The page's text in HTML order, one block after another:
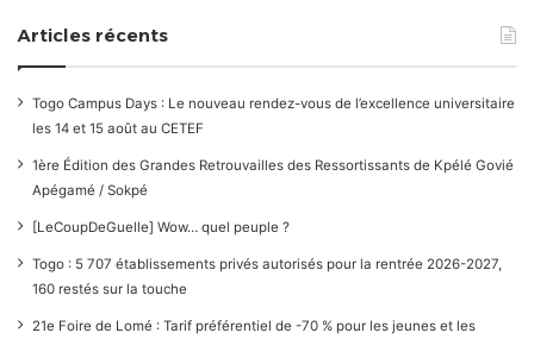
Articles récents
Togo Campus Days : Le nouveau rendez-vous de l’excellence universitaire
les 14 et 15 août au CETEF
1ère Édition des Grandes Retrouvailles des Ressortissants de Kpélé Govié
Apégamé / Sokpé
[LeCoupDeGuelle] Wow… quel peuple ?
Togo : 5 707 établissements privés autorisés pour la rentrée 2026-2027,
160 restés sur la touche
21e Foire de Lomé : Tarif préférentiel de -70 % pour les jeunes et les